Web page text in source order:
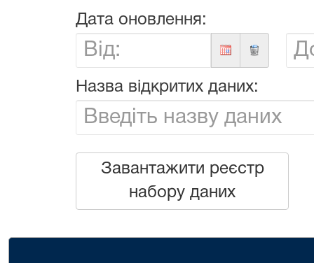
Дата оновлення:
Від:
До:
Назва відкритих даних:
Завантажити реєстр
набору даних